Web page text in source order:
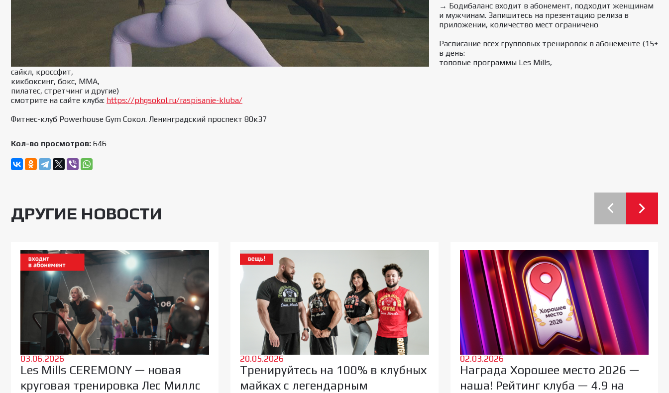
→ Бодибаланс входит в абонемент, подходит женщинам
и мужчинам. Запишитесь на презентацию релиза в
приложении, количество мест ограничено
Расписание всех групповых тренировок в абонементе (15+
в день:
топовые программы Les Mills,
сайкл, кроссфит,
кикбоксинг, бокс, MMA,
пилатес, стретчинг и другие)
смотрите на сайте клуба: https://phgsokol.ru/raspisanie-kluba/
Фитнес-клуб Powerhouse Gym Cокол. Ленинградский проспект 80к37
Кол-во просмотров: 646
ДРУГИЕ НОВОСТИ Перелестнуть
03.06.2026
Les Mills CEREMONY — новая
круговая тренировка Лес Миллс
20.05.2026
Тренируйтесь на 100% в клубных
майках с легендарным
02.03.2026
Награда Хорошее место 2026 —
наша! Рейтинг клуба — 4.9 на